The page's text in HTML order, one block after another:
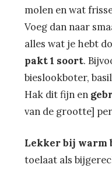
molen en wat
Voeg dan naar
alles wat je hebt
pakt 1 soort.
bieslookboter,
Hak dit fijn en
van de grootte] per
Lekker bij warm
toelaat als